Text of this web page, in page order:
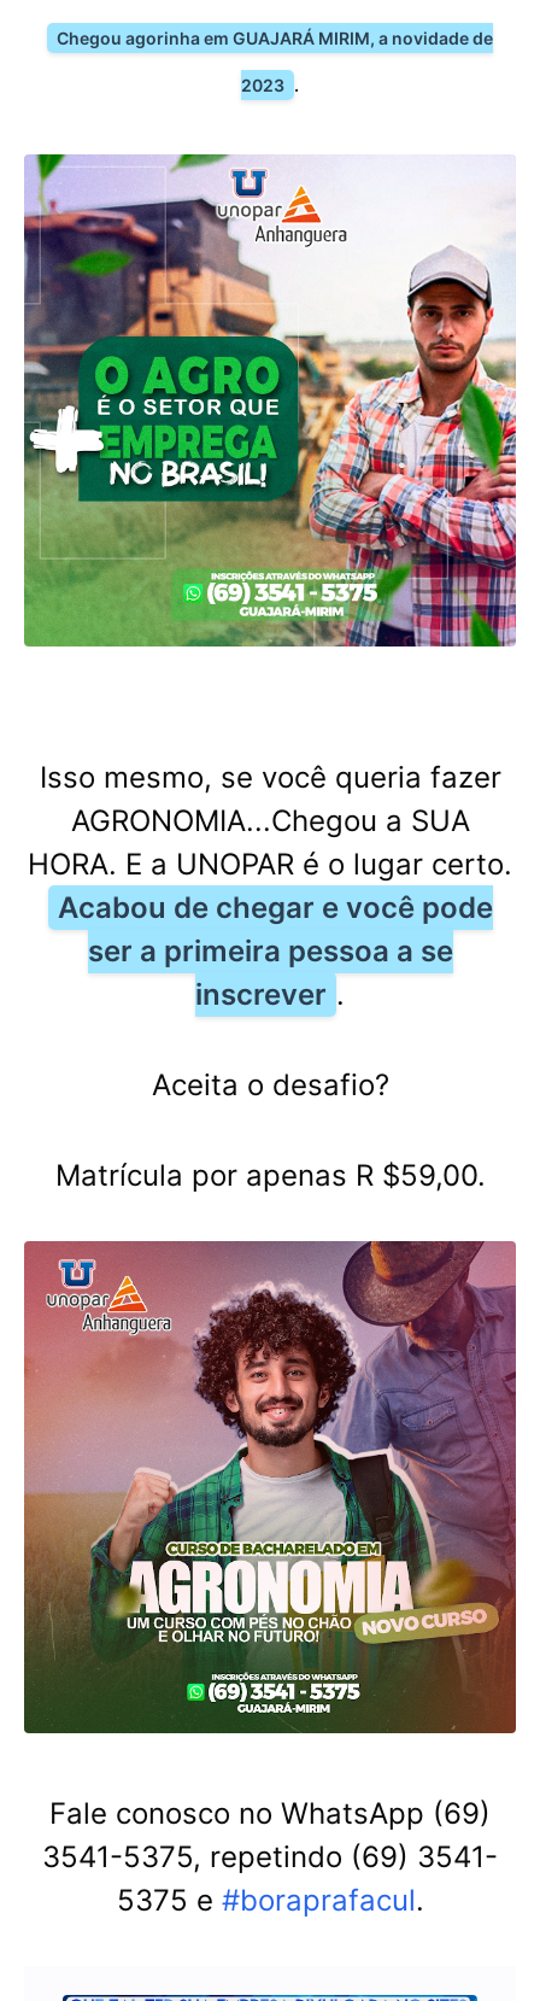
Chegou agorinha em GUAJARÁ MIRIM, a novidade de
2023 .
Isso mesmo, se você queria fazer
AGRONOMIA...Chegou a SUA
HORA. E a UNOPAR é o lugar certo.
Acabou de chegar e você pode
ser a primeira pessoa a se
inscrever .
Aceita o desafio?
Matrícula por apenas R $59,00.
Fale conosco no WhatsApp (69)
3541-5375, repetindo (69) 3541-
5375 e #boraprafacul.